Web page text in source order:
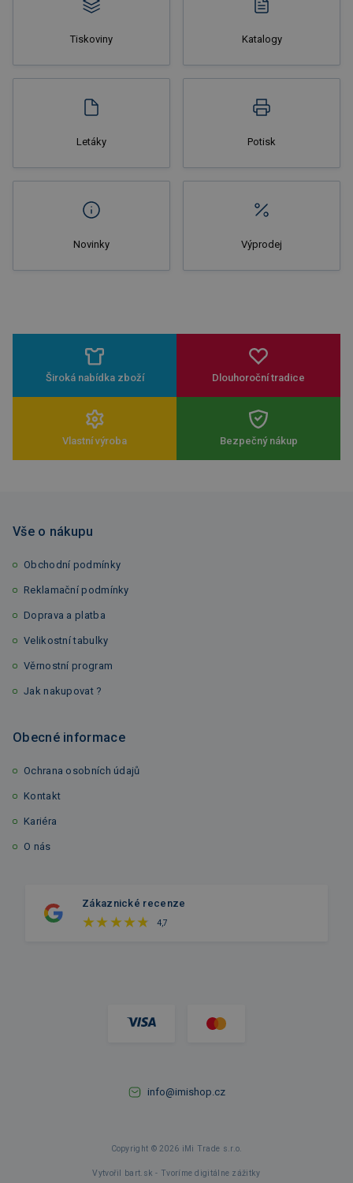
Tiskoviny Katalogy
Letáky Potisk
Novinky Výprodej
Široká nabídka zboží Dlouhoroční tradice
Vlastní výroba Bezpečný nákup
Vše o nákupu
Obchodní podmínky
Reklamační podmínky
Doprava a platba
Velikostní tabulky
Věrnostní program
Jak nakupovat ?
Obecné informace
Ochrana osobních údajů
Kontakt
Kariéra
O nás
Zákaznické recenze
4,7
info@imishop.cz
Copyright © 2026 iMi Trade s.r.o.
Vytvořil bart.sk - Tvoríme digitálne zážitky